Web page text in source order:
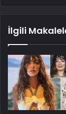
İlgili